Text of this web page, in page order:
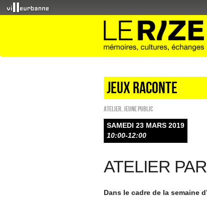
Jeux raconte
Atelier Jeune public
SAMEDI 23 MARS 2019
10:00-12:00
ATELIER
Dans le cadre de la semaine